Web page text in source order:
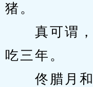
猪。
真可谓，
吃三年。
佟腊月和